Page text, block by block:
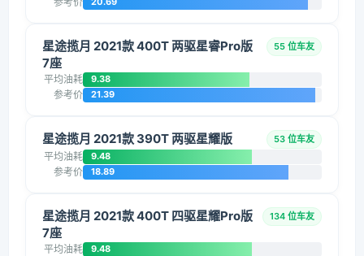
星途揽月 2021款 400T 两驱星睿Pro版
7座
55 位车友
平均油耗 9.38
参考价 21.39
星途揽月 2021款 390T 两驱星耀版 53 位车友
平均油耗 9.48
参考价 18.89
星途揽月 2021款 400T 四驱星耀Pro版
7座
134 位车友
平均油耗 9.48